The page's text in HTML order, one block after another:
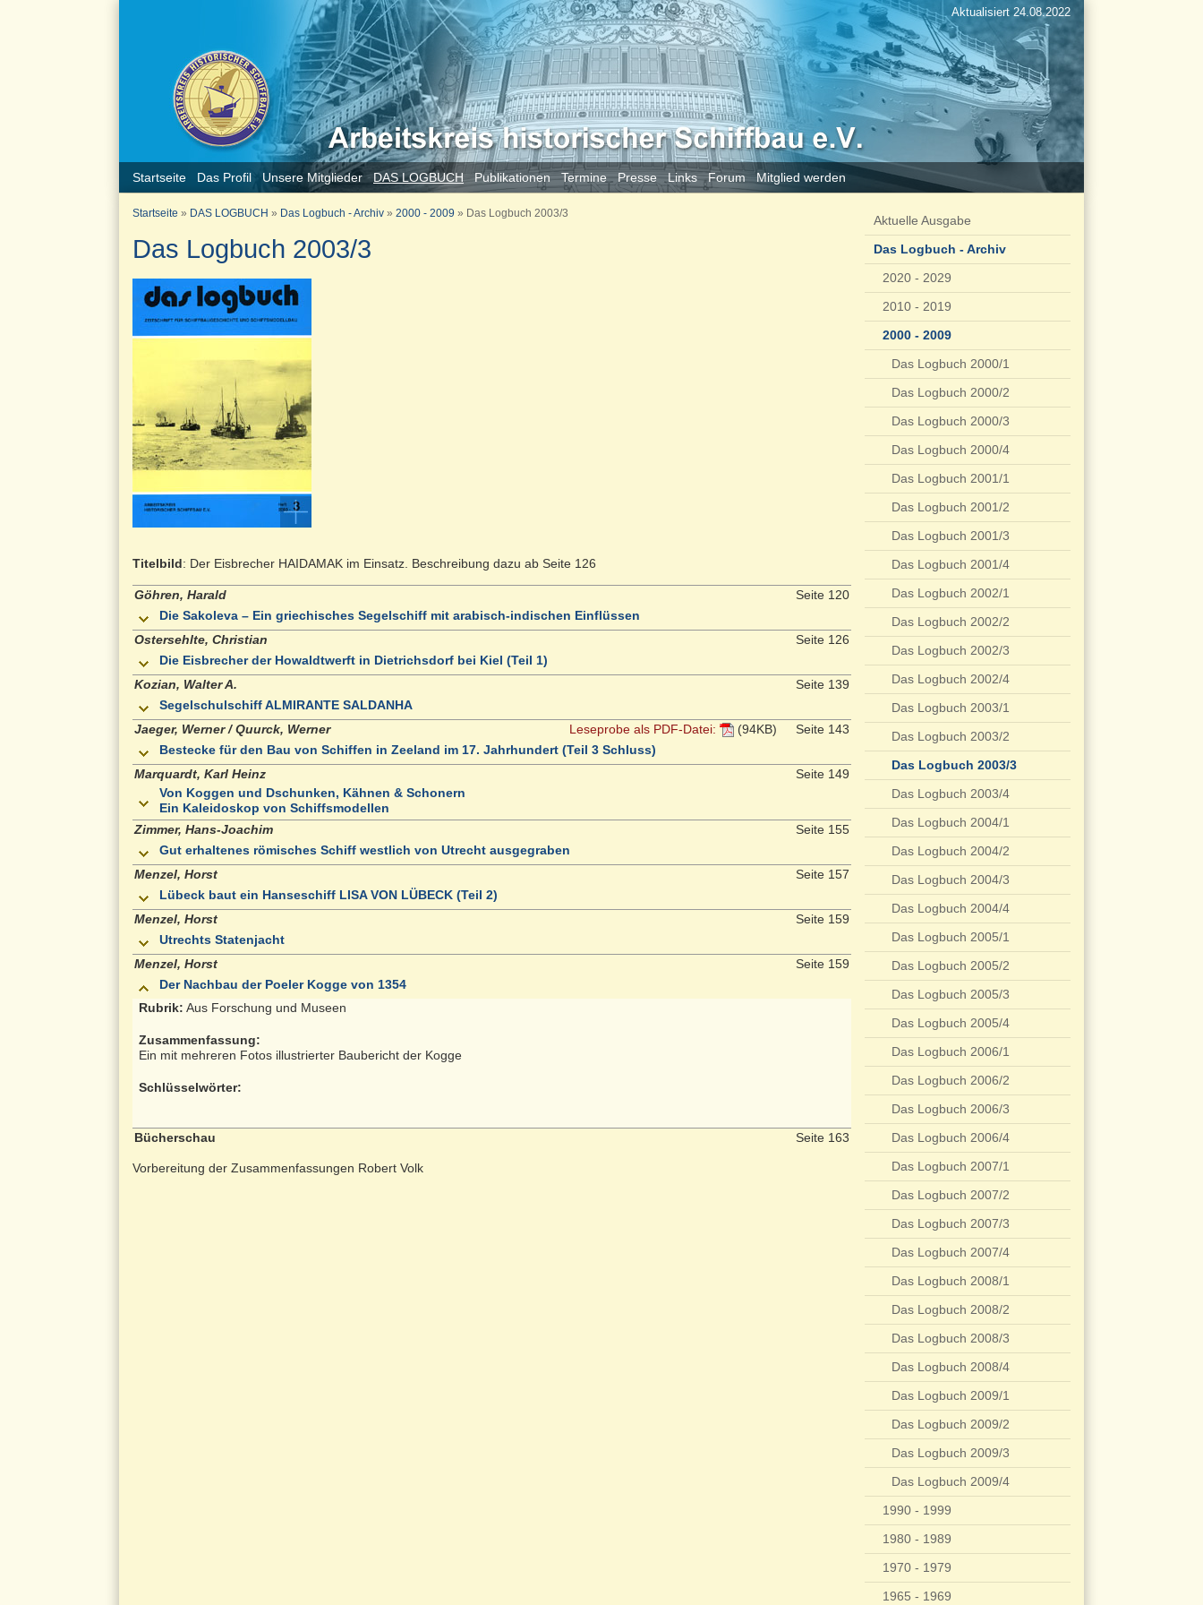
Startseite Das Profil Unsere Mitglieder DAS LOGBUCH Publikationen Termine Presse Links Forum Mitglied werden
Aktualisiert 24.08.2022
Startseite » DAS LOGBUCH » Das Logbuch - Archiv » 2000 - 2009 » Das Logbuch 2003/3
Das Logbuch 2003/3
Titelbild: Der Eisbrecher HAIDAMAK im Einsatz. Beschreibung dazu ab Seite 126
Göhren, Harald
Seite 120
Die Sakoleva – Ein griechisches Segelschiff mit arabisch-indischen Einflüssen
Ostersehlte, Christian
Seite 126
Die Eisbrecher der Howaldtwerft in Dietrichsdorf bei Kiel (Teil 1)
Kozian, Walter A.
Seite 139
Segelschulschiff ALMIRANTE SALDANHA
Jaeger, Werner / Quurck, Werner
Leseprobe als PDF-Datei: (94KB)
Seite 143
Bestecke für den Bau von Schiffen in Zeeland im 17. Jahrhundert (Teil 3 Schluss)
Marquardt, Karl Heinz
Seite 149
Von Koggen und Dschunken, Kähnen & Schonern
Ein Kaleidoskop von Schiffsmodellen
Zimmer, Hans-Joachim
Seite 155
Gut erhaltenes römisches Schiff westlich von Utrecht ausgegraben
Menzel, Horst
Seite 157
Lübeck baut ein Hanseschiff LISA VON LÜBECK (Teil 2)
Menzel, Horst
Seite 159
Utrechts Statenjacht
Menzel, Horst
Seite 159
Der Nachbau der Poeler Kogge von 1354
Rubrik: Aus Forschung und Museen
Zusammenfassung:
Ein mit mehreren Fotos illustrierter Baubericht der Kogge
Schlüsselwörter:
Bücherschau Seite 163
Vorbereitung der Zusammenfassungen Robert Volk
Aktuelle Ausgabe
Das Logbuch - Archiv
2020 - 2029
2010 - 2019
2000 - 2009
Das Logbuch 2000/1
Das Logbuch 2000/2
Das Logbuch 2000/3
Das Logbuch 2000/4
Das Logbuch 2001/1
Das Logbuch 2001/2
Das Logbuch 2001/3
Das Logbuch 2001/4
Das Logbuch 2002/1
Das Logbuch 2002/2
Das Logbuch 2002/3
Das Logbuch 2002/4
Das Logbuch 2003/1
Das Logbuch 2003/2
Das Logbuch 2003/3
Das Logbuch 2003/4
Das Logbuch 2004/1
Das Logbuch 2004/2
Das Logbuch 2004/3
Das Logbuch 2004/4
Das Logbuch 2005/1
Das Logbuch 2005/2
Das Logbuch 2005/3
Das Logbuch 2005/4
Das Logbuch 2006/1
Das Logbuch 2006/2
Das Logbuch 2006/3
Das Logbuch 2006/4
Das Logbuch 2007/1
Das Logbuch 2007/2
Das Logbuch 2007/3
Das Logbuch 2007/4
Das Logbuch 2008/1
Das Logbuch 2008/2
Das Logbuch 2008/3
Das Logbuch 2008/4
Das Logbuch 2009/1
Das Logbuch 2009/2
Das Logbuch 2009/3
Das Logbuch 2009/4
1990 - 1999
1980 - 1989
1970 - 1979
1965 - 1969